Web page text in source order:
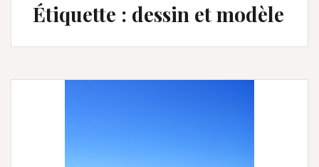
Étiquette : dessin et modèle